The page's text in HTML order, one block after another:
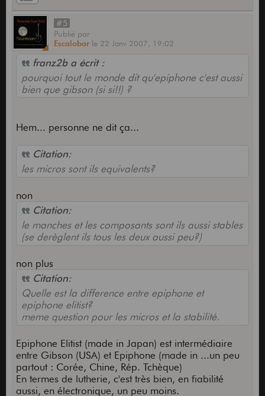
#5
Publié par
Escalobar le 22 Janv 2007, 19:02
franz2b a écrit :
pourquoi tout le monde dit qu'epiphone c'est aussi
bien que gibson (si si!!) ?
Hem... personne ne dit ça...
Citation:
les micros sont ils equivalents?
non
Citation:
le manches et les composants sont ils aussi stables
(se derèglent ils tous les deux aussi peu?)
non plus
Citation:
Quelle est la difference entre epiphone et
epiphone elitist?
meme question pour les micros et la stabilité.
Epiphone Elitist (made in Japan) est intermédiaire
entre Gibson (USA) et Epiphone (made in ...un peu
partout : Corée, Chine, Rép. Tchèque)
En termes de lutherie, c'est très bien, en fiabilité
aussi, en électronique, un peu moins.